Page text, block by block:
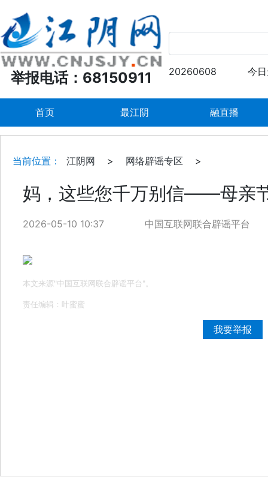
举报电话：68150911 20260608 今
首页 最江阴 融直播
当前位置： 江阴网 > 网络辟谣专区 >
妈，这些您千万别信——母亲
2026-05-10 10:37 中国互联网联合辟谣平台
本文来源"中国互联网联合辟谣平台"。
责任编辑：叶蜜蜜
我要举报